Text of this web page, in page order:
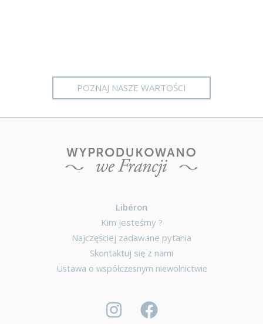
POZNAJ NASZE WARTOŚCI
Libéron
Kim jesteśmy ?
Najczęściej zadawane pytania
Skontaktuj się z nami
Ustawa o współczesnym niewolnictwie